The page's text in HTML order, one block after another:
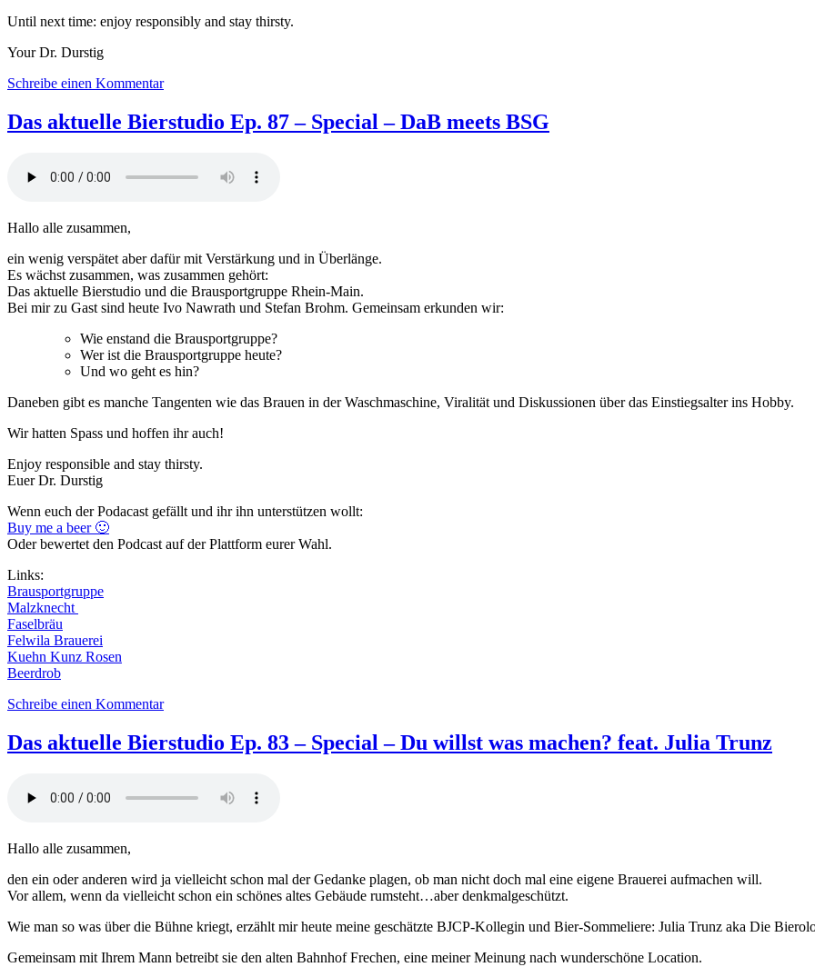
Until next time: enjoy responsibly and stay thirsty.
Your Dr. Durstig
Schreibe einen Kommentarzu
aktuelle
Bierstudio
–
Das aktuelle Bierstudio Ep. 87 – Special – DaB meets BSG
Hallo alle zusammen,
ein wenig verspätet aber dafür mit Verstärkung und in Überlänge.
Es wächst zusammen, was zusammen gehört:
Das aktuelle Bierstudio und die Brausportgruppe Rhein-Main.
Bei mir zu Gast sind heute Ivo Nawrath und Stefan Brohm. Gemeinsam erkunden wir:
Wie enstand die Brausportgruppe?
Wer ist die Brausportgruppe heute?
Und wo geht es hin?
Daneben gibt es manche Tangenten wie das Brauen in der Waschmaschine, Viralität und Diskussionen über das Einstiegsalter ins Hobby.
Wir hatten Spass und hoffen ihr auch!
Enjoy responsible and stay thirsty.
Euer Dr. Durstig
Wenn euch der Podacast gefällt und ihr ihn unterstützen wollt:
Buy me a beer 🙂
Oder bewertet den Podcast auf der Plattform eurer Wahl.
Links:
Brausportgruppe
Malzknecht
Faselbräu
Felwila Brauerei
Kuehn Kunz Rosen
Beerdrob
Schreibe einen Kommentarzu
aktuelle
Bierstudio
–
BSG
Das aktuelle Bierstudio Ep. 83 – Special – Du willst was machen? feat. Julia Trunz
Hallo alle zusammen,
den ein oder anderen wird ja vielleicht schon mal der Gedanke plagen, ob man nicht doch mal eine eigene Brauerei aufmachen will.
Vor allem, wenn da vielleicht schon ein schönes altes Gebäude rumsteht…aber denkmalgeschützt.
Wie man so was über die Bühne kriegt, erzählt mir heute meine geschätzte BJCP-Kollegin und Bier-Sommeliere: Julia Trunz aka Die
Gemeinsam mit Ihrem Mann betreibt sie den alten Bahnhof Frechen, eine meiner Meinung nach wunderschöne Location.